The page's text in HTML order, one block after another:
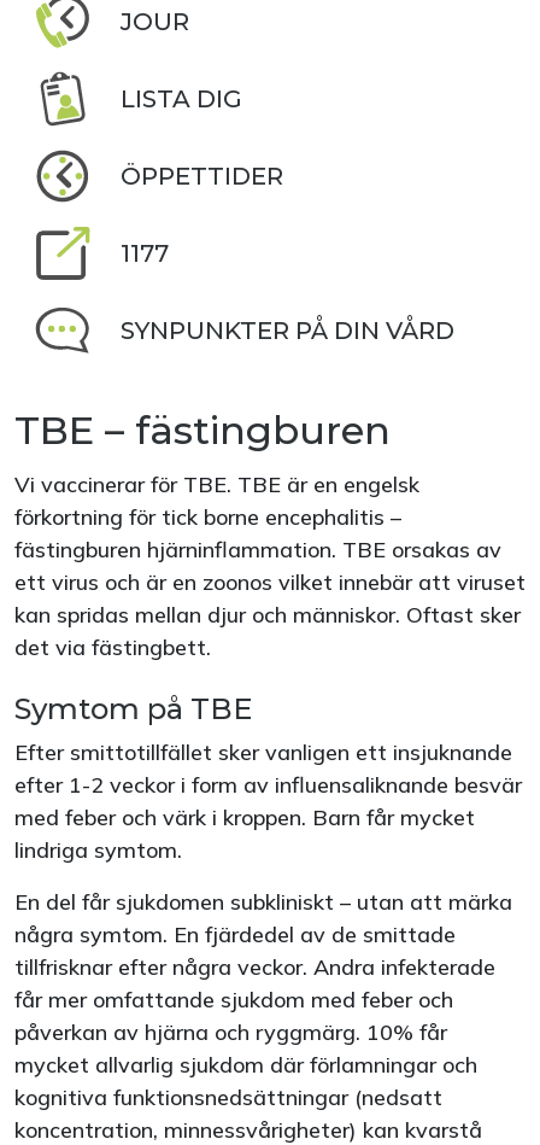
JOUR
LISTA DIG
ÖPPETTIDER
1177
SYNPUNKTER PÅ DIN VÅRD
TBE – fästingburen
Vi vaccinerar för TBE. TBE är en engelsk
förkortning för tick borne encephalitis –
fästingburen hjärninflammation. TBE orsakas av
ett virus och är en zoonos vilket innebär att viruset
kan spridas mellan djur och människor. Oftast sker
det via fästingbett.
Symtom på TBE
Efter smittotillfället sker vanligen ett insjuknande
efter 1-2 veckor i form av influensaliknande besvär
med feber och värk i kroppen. Barn får mycket
lindriga symtom.
En del får sjukdomen subkliniskt – utan att märka
några symtom. En fjärdedel av de smittade
tillfrisknar efter några veckor. Andra infekterade
får mer omfattande sjukdom med feber och
påverkan av hjärna och ryggmärg. 10% får
mycket allvarlig sjukdom där förlamningar och
kognitiva funktionsnedsättningar (nedsatt
koncentration, minnessvårigheter) kan kvarstå